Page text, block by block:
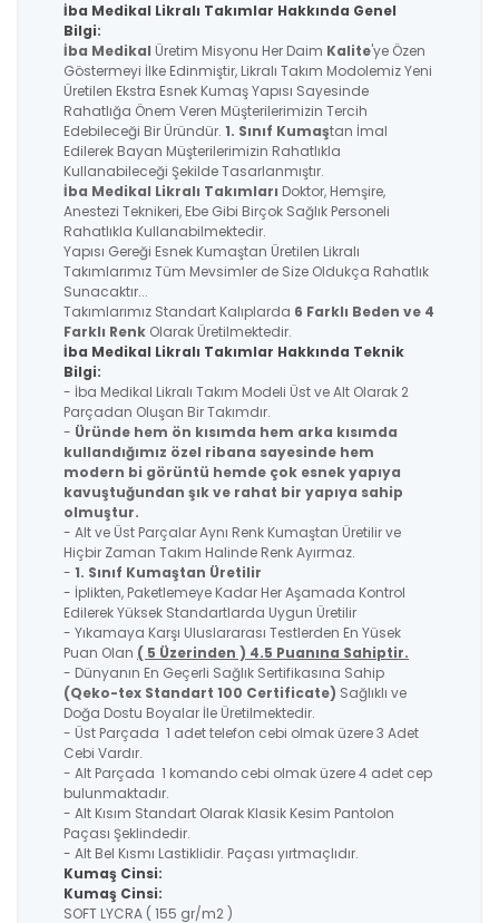
İba Medikal Likralı Takımlar Hakkında Genel
Bilgi:
İba Medikal Üretim Misyonu Her Daim Kalite'ye Özen
Göstermeyi İlke Edinmiştir, Likralı Takım Modolemiz Yeni
Üretilen Ekstra Esnek Kumaş Yapısı Sayesinde
Rahatlığa Önem Veren Müşterilerimizin Tercih
Edebileceği Bir Üründür. 1. Sınıf Kumaştan İmal
Edilerek Bayan Müşterilerimizin Rahatlıkla
Kullanabileceği Şekilde Tasarlanmıştır.
İba Medikal Likralı Takımları Doktor, Hemşire,
Anestezi Teknikeri, Ebe Gibi Birçok Sağlık Personeli
Rahatlıkla Kullanabilmektedir.
Yapısı Gereği Esnek Kumaştan Üretilen Likralı
Takımlarımız Tüm Mevsimler de Size Oldukça Rahatlık
Sunacaktır...
Takımlarımız Standart Kalıplarda 6 Farklı Beden ve 4
Farklı Renk Olarak Üretilmektedir.
İba Medikal Likralı Takımlar Hakkında Teknik
Bilgi:
- İba Medikal Likralı Takım Modeli Üst ve Alt Olarak 2
Parçadan Oluşan Bir Takımdır.
- Üründe hem ön kısımda hem arka kısımda
kullandığımız özel ribana sayesinde hem
modern bi görüntü hemde çok esnek yapıya
kavuştuğundan şık ve rahat bir yapıya sahip
olmuştur.
- Alt ve Üst Parçalar Aynı Renk Kumaştan Üretilir ve
Hiçbir Zaman Takım Halinde Renk Ayırmaz.
- 1. Sınıf Kumaştan Üretilir
- İplikten, Paketlemeye Kadar Her Aşamada Kontrol
Edilerek Yüksek Standartlarda Uygun Üretilir
- Yıkamaya Karşı Uluslararası Testlerden En Yüsek
Puan Olan ( 5 Üzerinden ) 4.5 Puanına Sahiptir.
- Dünyanın En Geçerli Sağlık Sertifikasına Sahip
(Qeko-tex Standart 100 Certificate) Sağlıklı ve
Doğa Dostu Boyalar İle Üretilmektedir.
- Üst Parçada 1 adet telefon cebi olmak üzere 3 Adet
Cebi Vardır.
- Alt Parçada 1 komando cebi olmak üzere 4 adet cep
bulunmaktadır.
- Alt Kısım Standart Olarak Klasik Kesim Pantolon
Paçası Şeklindedir.
- Alt Bel Kısmı Lastiklidir. Paçası yırtmaçlıdır.
Kumaş Cinsi:
Kumaş Cinsi:
SOFT LYCRA ( 155 gr/m2 )